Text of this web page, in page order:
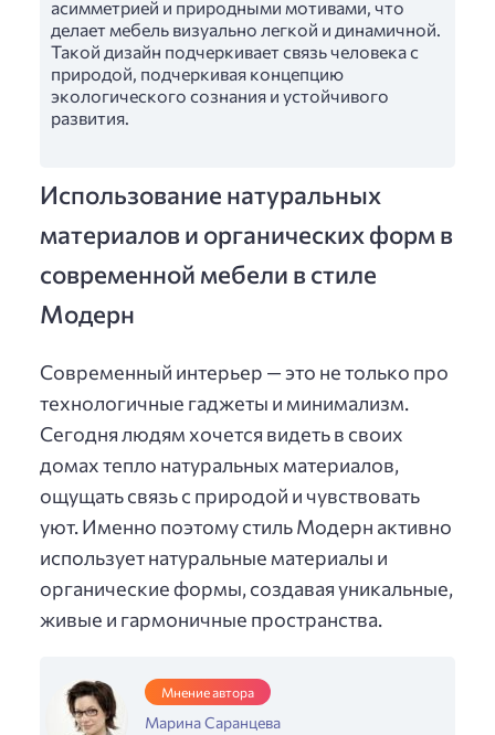
асимметрией и природными мотивами, что
делает мебель визуально легкой и динамичной.
Такой дизайн подчеркивает связь человека с
природой, подчеркивая концепцию
экологического сознания и устойчивого
развития.
Использование натуральных
материалов и органических форм в
современной мебели в стиле
Модерн
Современный интерьер — это не только про
технологичные гаджеты и минимализм.
Сегодня людям хочется видеть в своих
домах тепло натуральных материалов,
ощущать связь с природой и чувствовать
уют. Именно поэтому стиль Модерн активно
использует натуральные материалы и
органические формы, создавая уникальные,
живые и гармоничные пространства.
Мнение автора
Марина Саранцева